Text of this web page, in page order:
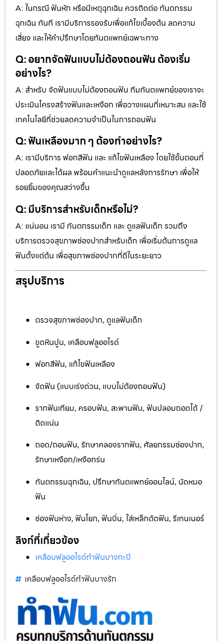
A: ในกรณี ฟันหัก หรือมีเหตุฉุกเฉิน ควรติดต่อ ทันตกรรม
ฉุกเฉิน ทันที เรามีบริการรองรับเพื่อแก้ไขเบื้องต้น ลดความ
เสี่ยง และให้คำปรึกษาโดยทันตแพทย์เฉพาะทาง
Q: อยากจัดฟันแบบไม่ต้องถอนฟัน ต้องเริ่ม
อย่างไร?
A: สำหรับ จัดฟันแบบไม่ต้องถอนฟัน ทีมทันตแพทย์ของเราจะ
ประเมินโครงสร้างฟันและเหงือก เพื่อวางแผนที่เหมาะสม และใช้
เทคโนโลยีที่ช่วยลดความจำเป็นในการถอนฟัน
Q: ฟันเหลืองมาก ๆ ต้องทำอย่างไร?
A: เรามีบริการ ฟอกสีฟัน และ แก้ไขฟันเหลือง โดยใช้ขั้นตอนที่
ปลอดภัยและได้ผล พร้อมคำแนะนำดูแลหลังการรักษา เพื่อให้
รอยยิ้มของคุณสว่างขึ้น
Q: มีบริการสำหรับเด็กหรือไม่?
A: แน่นอน เรามี ทันตกรรมเด็ก และ ดูแลฟันเด็ก รวมถึง
บริการตรวจสุขภาพช่องปากสำหรับเด็ก เพื่อเริ่มต้นการดูแล
ฟันตั้งแต่ต้น เพื่อสุขภาพช่องปากที่ดีในระยะยาว
สรุปบริการ
ตรวจสุขภาพช่องปาก, ดูแลฟันเด็ก
ขูดหินปูน, เคลือบฟลูออไรด์
ฟอกสีฟัน, แก้ไขฟันเหลือง
จัดฟัน (แบบเร่งด่วน, แบบไม่ต้องถอนฟัน)
รากฟันเทียม, ครอบฟัน, สะพานฟัน, ฟันปลอมถอดได้ /
ติดแน่น
ถอด/ถอนฟัน, รักษาคลองรากฟัน, ศัลยกรรมช่องปาก,
รักษาเหงือก/เหงือกร่น
ทันตกรรมฉุกเฉิน, ปรึกษาทันตแพทย์ออนไลน์, นัดหมอ
ฟัน
ช่องฟันห่าง, ฟันโยก, ฟันบิ่น, ใส่เหล็กดัดฟัน, รีเทนเนอร์
ลิงก์ที่เกี่ยวข้อง
เคลือบฟลูออไรด์ทำฟันบางกะปิ
เคลือบฟลูออไรด์ทำฟันบางรัก